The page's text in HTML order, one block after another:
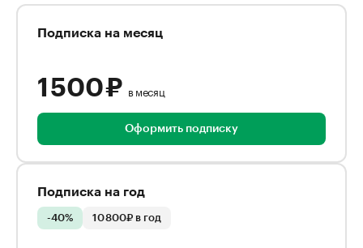
Подписка на месяц
1 500 ₽ в месяц
Оформить подписку
Подписка на год
-40% 10 800₽ в год